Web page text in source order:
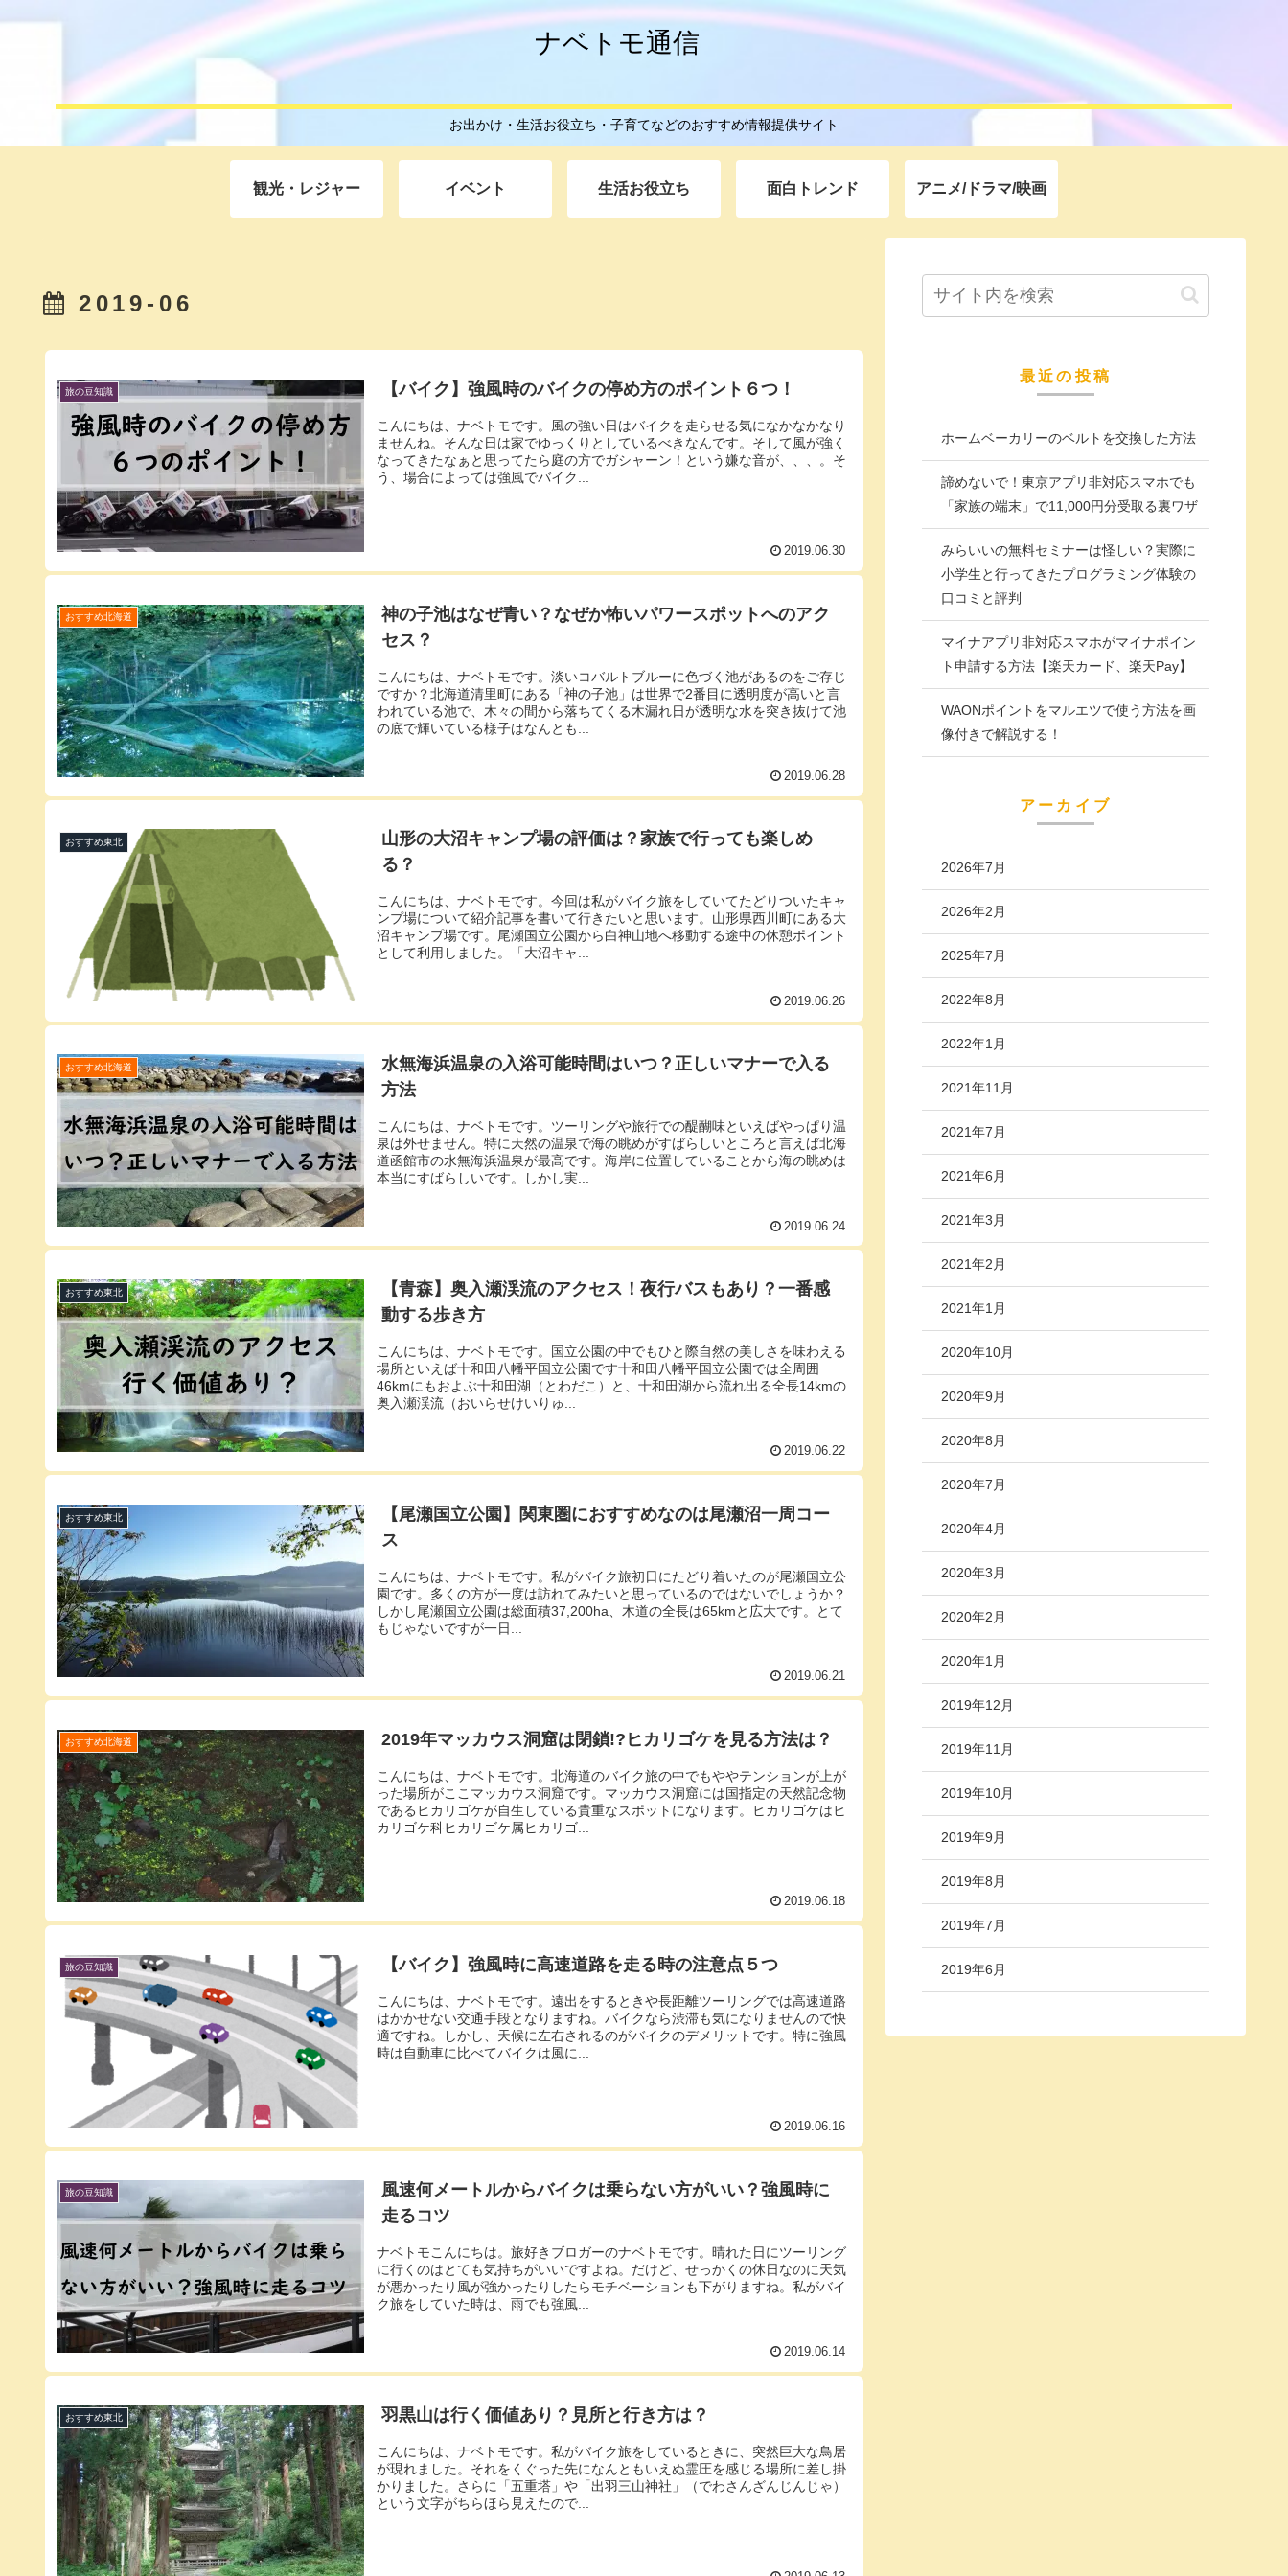
ナベトモ通信
お出かけ・生活お役立ち・子育てなどのおすすめ情報提供サイト
観光・レジャー イベント 生活お役立ち 面白トレンド アニメ/ドラマ/映画
2019-06
旅の豆知識 【バイク】強風時のバイクの停め方のポイント６つ！
こんにちは、ナベトモです。風の強い日はバイクを走らせる気になかなかなり
ませんね。そんな日は家でゆっくりとしているべきなんです。そして風が強く
なってきたなぁと思ってたら庭の方でガシャーン！という嫌な音が、、、。そ
う、場合によっては強風でバイク...
2019.06.30
おすすめ北海道
神の子池はなぜ青い？なぜか怖いパワースポットへのアク
セス？
こんにちは、ナベトモです。淡いコバルトブルーに色づく池があるのをご存じ
ですか？北海道清里町にある「神の子池」は世界で2番目に透明度が高いと言
われている池で、木々の間から落ちてくる木漏れ日が透明な水を突き抜けて池
の底で輝いている様子はなんとも...
2019.06.28
おすすめ東北
山形の大沼キャンプ場の評価は？家族で行っても楽しめ
る？
こんにちは、ナベトモです。今回は私がバイク旅をしていてたどりついたキャ
ンプ場について紹介記事を書いて行きたいと思います。山形県西川町にある大
沼キャンプ場です。尾瀬国立公園から白神山地へ移動する途中の休憩ポイント
として利用しました。「大沼キャ...
2019.06.26
おすすめ北海道
水無海浜温泉の入浴可能時間はいつ？正しいマナーで入る
方法
こんにちは、ナベトモです。ツーリングや旅行での醍醐味といえばやっぱり温
泉は外せません。特に天然の温泉で海の眺めがすばらしいところと言えば北海
道函館市の水無海浜温泉が最高です。海岸に位置していることから海の眺めは
本当にすばらしいです。しかし実...
2019.06.24
おすすめ東北
【青森】奥入瀬渓流のアクセス！夜行バスもあり？一番感
動する歩き方
こんにちは、ナベトモです。国立公園の中でもひと際自然の美しさを味わえる
場所といえば十和田八幡平国立公園です十和田八幡平国立公園では全周囲
46kmにもおよぶ十和田湖（とわだこ）と、十和田湖から流れ出る全長14kmの
奥入瀬渓流（おいらせけいりゅ...
2019.06.22
おすすめ東北
【尾瀬国立公園】関東圏におすすめなのは尾瀬沼一周コー
ス
こんにちは、ナベトモです。私がバイク旅初日にたどり着いたのが尾瀬国立公
園です。多くの方が一度は訪れてみたいと思っているのではないでしょうか？
しかし尾瀬国立公園は総面積37,200ha、木道の全長は65kmと広大です。とて
もじゃないですが一日...
2019.06.21
おすすめ北海道 2019年マッカウス洞窟は閉鎖!?ヒカリゴケを見る方法は？
こんにちは、ナベトモです。北海道のバイク旅の中でもややテンションが上が
った場所がここマッカウス洞窟です。マッカウス洞窟には国指定の天然記念物
であるヒカリゴケが自生している貴重なスポットになります。ヒカリゴケはヒ
カリゴケ科ヒカリゴケ属ヒカリゴ...
2019.06.18
旅の豆知識 【バイク】強風時に高速道路を走る時の注意点５つ
こんにちは、ナベトモです。遠出をするときや長距離ツーリングでは高速道路
はかかせない交通手段となりますね。バイクなら渋滞も気になりませんので快
適ですね。しかし、天候に左右されるのがバイクのデメリットです。特に強風
時は自動車に比べてバイクは風に...
2019.06.16
旅の豆知識
風速何メートルからバイクは乗らない方がいい？強風時に
走るコツ
ナベトモこんにちは。旅好きブロガーのナベトモです。晴れた日にツーリング
に行くのはとても気持ちがいいですよね。だけど、せっかくの休日なのに天気
が悪かったり風が強かったりしたらモチベーションも下がりますね。私がバイ
ク旅をしていた時は、雨でも強風...
2019.06.14
おすすめ東北 羽黒山は行く価値あり？見所と行き方は？
こんにちは、ナベトモです。私がバイク旅をしているときに、突然巨大な鳥居
が現れました。それをくぐった先になんともいえぬ霊圧を感じる場所に差し掛
かりました。さらに「五重塔」や「出羽三山神社」（でわさんざんじんじゃ）
という文字がちらほら見えたので...
最近の投稿
ホームベーカリーのベルトを交換した方法
諦めないで！東京アプリ非対応スマホでも
「家族の端末」で11,000円分受取る裏ワザ
みらいいの無料セミナーは怪しい？実際に
小学生と行ってきたプログラミング体験の
口コミと評判
マイナアプリ非対応スマホがマイナポイン
ト申請する方法【楽天カード、楽天Pay】
WAONポイントをマルエツで使う方法を画
像付きで解説する！
アーカイブ
2026年7月
2026年2月
2025年7月
2022年8月
2022年1月
2021年11月
2021年7月
2021年6月
2021年3月
2021年2月
2021年1月
2020年10月
2020年9月
2020年8月
2020年7月
2020年4月
2020年3月
2020年2月
2020年1月
2019年12月
2019年11月
2019年10月
2019年9月
2019年8月
2019年7月
2019年6月